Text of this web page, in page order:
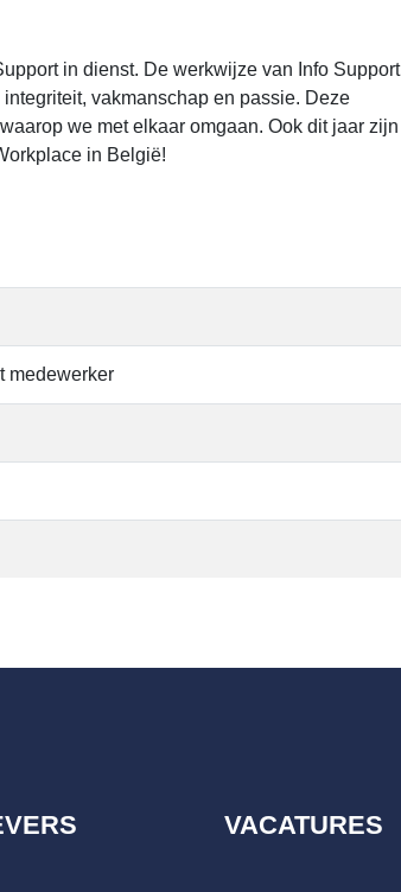
in dienst. De werkwijze van Info Support
vakmanschap en passie. Deze
we met elkaar omgaan. Ook dit jaar zijn
in België!
medewerker
VACATURES